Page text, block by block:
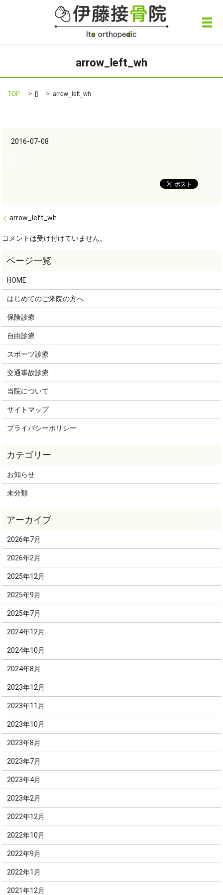
メ
arrow_left_wh
TOP [] arrow_left_wh
2016-07-08
arrow_left_wh
コメントは受け付けていません。
HOME
はじめてのご来院の方へ
保険診療
自由診療
スポーツ診療
交通事故診療
当院について
サイトマップ
プライバシーポリシー
お知らせ
未分類
2026年7月
2026年2月
2025年12月
2025年9月
2025年7月
2024年12月
2024年10月
2024年8月
2023年12月
2023年11月
2023年10月
2023年8月
2023年7月
2023年4月
2023年2月
2022年12月
2022年10月
2022年9月
2022年1月
2021年12月